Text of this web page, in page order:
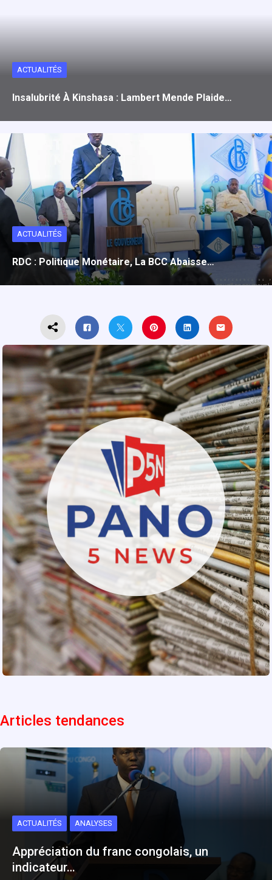
ACTUALITÉS
Insalubrité À Kinshasa : Lambert Mende Plaide…
ACTUALITÉS
RDC : Politique Monétaire, La BCC Abaisse…
Articles tendances
ACTUALITÉS ANALYSES
Appréciation du franc congolais, un
indicateur…